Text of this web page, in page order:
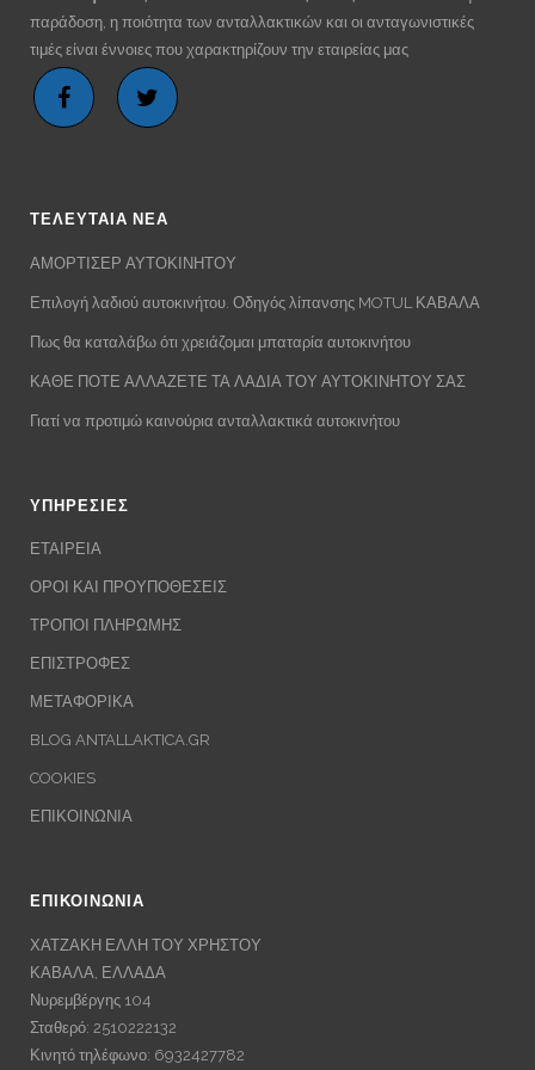
παράδοση, η ποιότητα των ανταλλακτικών και οι ανταγωνιστικές
τιμές είναι έννοιες που χαρακτηρίζουν την εταιρείας μας
ΤΕΛΕΥΤΑΙΑ ΝΕΑ
ΑΜΟΡΤΙΣΕΡ ΑΥΤΟΚΙΝΗΤΟΥ
Επιλογή λαδιού αυτοκινήτου. Οδηγός λίπανσης MOTUL ΚΑΒΑΛΑ
Πως θα καταλάβω ότι χρειάζομαι μπαταρία αυτοκινήτου
ΚΑΘΕ ΠΟΤΕ ΑΛΛΑΖΕΤΕ ΤΑ ΛΑΔΙΑ ΤΟΥ ΑΥΤΟΚΙΝΗΤΟΥ ΣΑΣ
Γιατί να προτιμώ καινούρια ανταλλακτικά αυτοκινήτου
ΥΠΗΡΕΣΙΕΣ
ΕΤΑΙΡΕΙΑ
ΟΡΟΙ ΚΑΙ ΠΡΟΥΠΟΘΕΣΕΙΣ
ΤΡΟΠΟΙ ΠΛΗΡΩΜΗΣ
ΕΠΙΣΤΡΟΦΕΣ
ΜΕΤΑΦΟΡΙΚΑ
BLOG ANTALLAKTICA.GR
COOKIES
ΕΠΙΚΟΙΝΩΝΙΑ
ΕΠΙΚΟΙΝΩΝΙΑ
ΧΑΤΖΑΚΗ ΕΛΛΗ ΤΟΥ ΧΡΗΣΤΟΥ
ΚΑΒΑΛΑ, ΕΛΛΑΔΑ
Νυρεμβέργης 104
Σταθερό: 2510222132
Κινητό τηλέφωνο: 6932427782